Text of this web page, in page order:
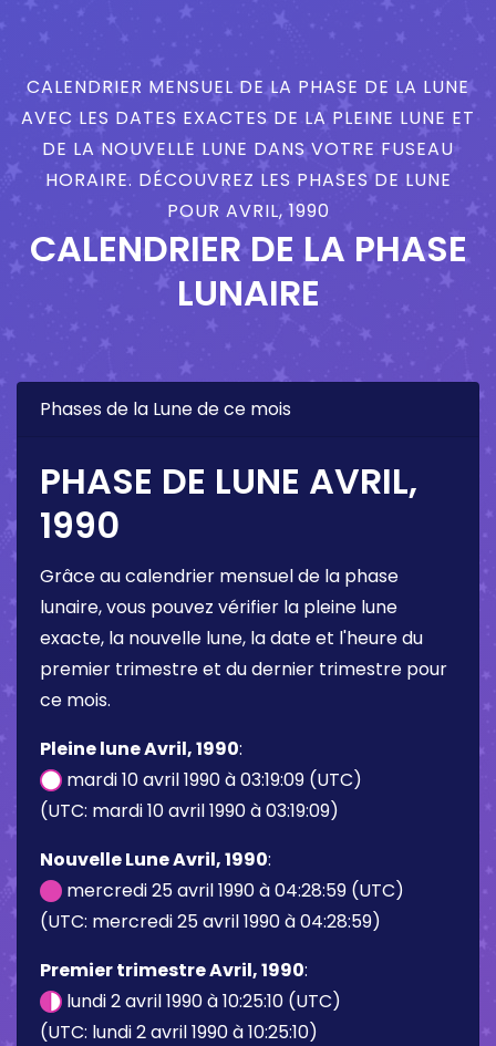
CALENDRIER MENSUEL DE LA PHASE DE LA LUNE
AVEC LES DATES EXACTES DE LA PLEINE LUNE ET
DE LA NOUVELLE LUNE DANS VOTRE FUSEAU
HORAIRE. DÉCOUVREZ LES PHASES DE LUNE
POUR AVRIL, 1990
CALENDRIER DE LA PHASE
LUNAIRE
Phases de la Lune de ce mois
PHASE DE LUNE AVRIL,
1990
Grâce au calendrier mensuel de la phase
lunaire, vous pouvez vérifier la pleine lune
exacte, la nouvelle lune, la date et l'heure du
premier trimestre et du dernier trimestre pour
ce mois.
Pleine lune Avril, 1990:
mardi 10 avril 1990 à 03:19:09 (UTC)
(UTC: mardi 10 avril 1990 à 03:19:09)
Nouvelle Lune Avril, 1990:
mercredi 25 avril 1990 à 04:28:59 (UTC)
(UTC: mercredi 25 avril 1990 à 04:28:59)
Premier trimestre Avril, 1990:
lundi 2 avril 1990 à 10:25:10 (UTC)
(UTC: lundi 2 avril 1990 à 10:25:10)